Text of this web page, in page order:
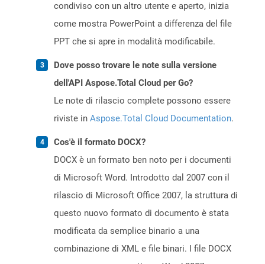
condiviso con un altro utente e aperto, inizia
come mostra PowerPoint a differenza del file
PPT che si apre in modalità modificabile.
Dove posso trovare le note sulla versione
dell'API Aspose.Total Cloud per Go?
Le note di rilascio complete possono essere
riviste in Aspose.Total Cloud Documentation.
Cos'è il formato DOCX?
DOCX è un formato ben noto per i documenti
di Microsoft Word. Introdotto dal 2007 con il
rilascio di Microsoft Office 2007, la struttura di
questo nuovo formato di documento è stata
modificata da semplice binario a una
combinazione di XML e file binari. I file DOCX